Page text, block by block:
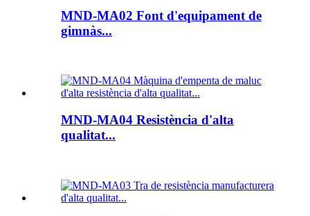
MND-MA02 Font d'equipament de
gimnàs...
MND-MA04 Resistència d'alta
qualitat...